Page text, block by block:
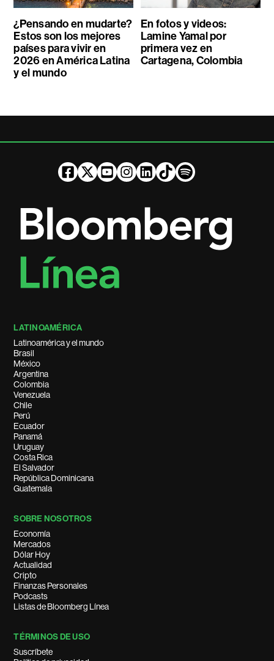
¿Pensando en mudarte?
Estos son los mejores
países para vivir en
2026 en América Latina
y el mundo
En fotos y videos:
Lamine Yamal por
primera vez en
Cartagena, Colombia
LATINOAMÉRICA
Latinoamérica y el mundo
Brasil
México
Argentina
Colombia
Venezuela
Chile
Perú
Ecuador
Panamá
Uruguay
Costa Rica
El Salvador
República Dominicana
Guatemala
SOBRE NOSOTROS
Economía
Mercados
Dólar Hoy
Actualidad
Cripto
Finanzas Personales
Podcasts
Listas de Bloomberg Línea
TÉRMINOS DE USO
Suscríbete